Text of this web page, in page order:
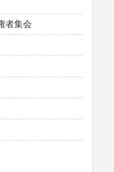
者集会